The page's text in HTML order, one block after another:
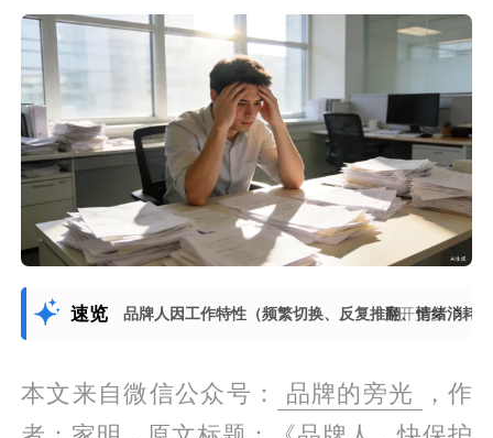
速览 品牌人因工作特性（频繁切换、反复推翻、情绪消耗
展开更多
本文来自微信公众号： 品牌的旁光
，作